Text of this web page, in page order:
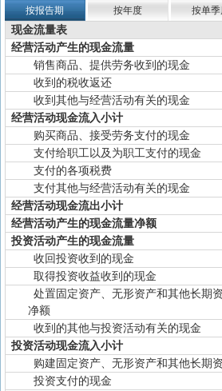
按报告期 按年度 按单
现金流量表
经营活动产生的现金流量
销售商品、提供劳务收到的现金
收到的税收返还
收到其他与经营活动有关的现金
经营活动现金流入小计
购买商品、接受劳务支付的现金
支付给职工以及为职工支付的现金
支付的各项税费
支付其他与经营活动有关的现金
经营活动现金流出小计
经营活动产生的现金流量净额
投资活动产生的现金流量
收回投资收到的现金
取得投资收益收到的现金
处置固定资产、无形资产和其他长期
净额
收到的其他与投资活动有关的现金
投资活动现金流入小计
购建固定资产、无形资产和其他长期
投资支付的现金